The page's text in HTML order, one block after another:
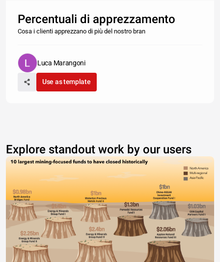
Percentuali di apprezzamento
Cosa i clienti apprezzano di più del nostro bran
Luca Marangoni
Use as template
Explore standout work by our users